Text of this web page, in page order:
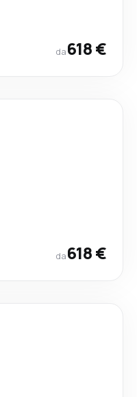
da618 €
da618 €